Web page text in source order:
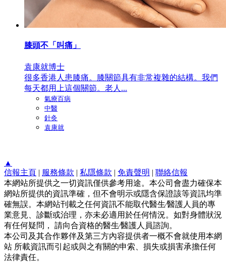
膝頭不「叫痛」
袁康就博士
很多香港人患膝痛。膝關節具有非常複雜的結構。我們
每天都用上這個關節。老人...
氣療百病
中醫
針灸
袁康就
▲
信報主頁 | 服務條款 | 私隱條款 | 免責聲明 | 聯絡信報
本網站所提供之一切資訊僅供參考用途。本公司會盡力確保本
網站所提供的資訊準確，但不會明示或隱含保證該等資訊均準
確無誤。本網站刊載之任何資訊不能取代醫生∕醫護人員的專
業意見、診斷或治理，亦未必適用於任何情況。如對身體狀況
有任何疑問， 請向合資格的醫生∕醫護人員諮詢。
本公司及其合作夥伴及第三方內容提供者一概不會就使用本網
站 所載資訊而引起或與之有關的申索、損失或損害承擔任何
法律責任。